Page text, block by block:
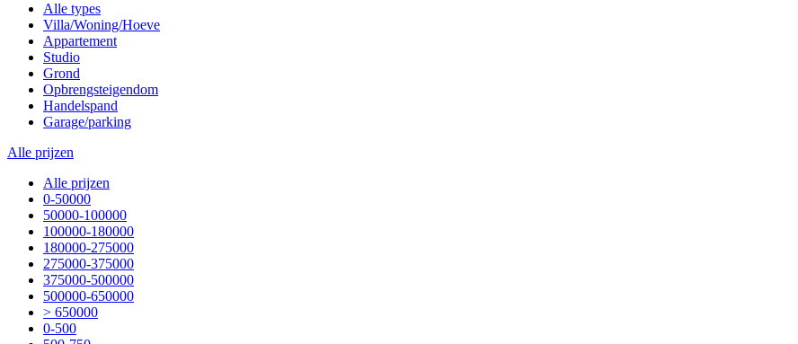
Alle types
Villa/Woning/Hoeve
Appartement
Studio
Grond
Opbrengsteigendom
Handelspand
Garage/parking
Alle prijzen
Alle prijzen
0-50000
50000-100000
100000-180000
180000-275000
275000-375000
375000-500000
500000-650000
> 650000
0-500